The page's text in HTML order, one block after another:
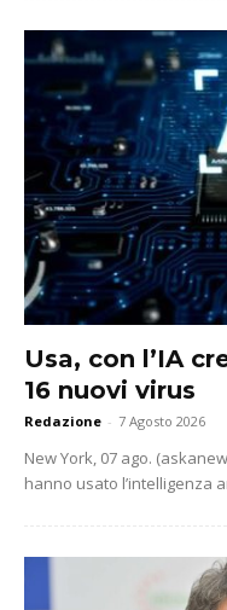
Usa, con l’IA
16 nuovi virus
Redazione - 7 Agosto 2026
New York, 07 ago.
hanno usato l’intelligenza